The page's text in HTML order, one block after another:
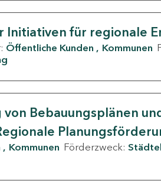
für regionale
Öffentliche Kunden Kommunen
von Bebauungsplänen
Kommunen Förderzweck: